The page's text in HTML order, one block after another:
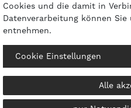
© 2026 gasprofi / Alle Preise sind
Cookies und die damit in
Datenverarbeitung können Sie
entnehmen.
Cookie Einstellungen
Alle